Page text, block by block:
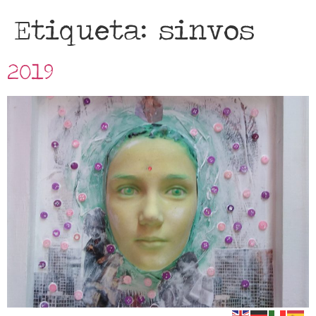
Etiqueta: sinvos
2019